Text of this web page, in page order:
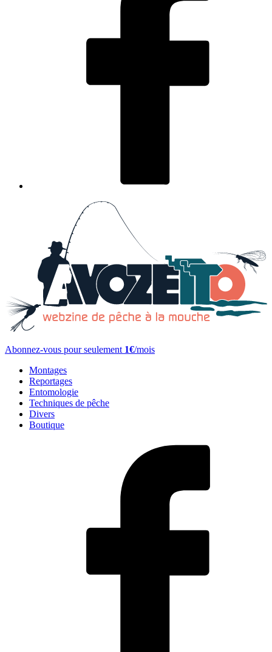
Abonnez-vous pour seulement 1€/mois
Montages
Reportages
Entomologie
Techniques de pêche
Divers
Boutique